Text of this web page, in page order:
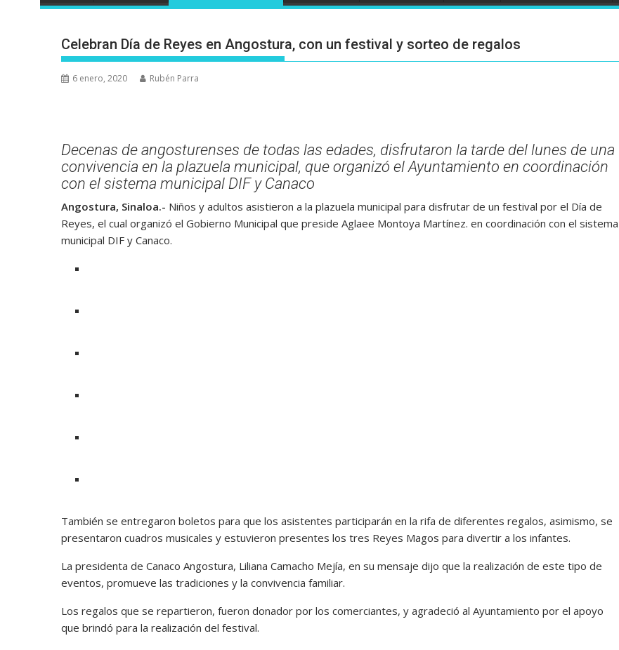
Celebran Día de Reyes en Angostura, con un festival y sorteo de regalos
6 enero, 2020 Rubén Parra
Decenas de angosturenses de todas las edades, disfrutaron la tarde del lunes de una
convivencia en la plazuela municipal, que organizó el Ayuntamiento en coordinación
con el sistema municipal DIF y Canaco
Angostura, Sinaloa.- Niños y adultos asistieron a la plazuela municipal para disfrutar de un festival por el Día de
Reyes, el cual organizó el Gobierno Municipal que preside Aglaee Montoya Martínez. en coordinación con el sistema
municipal DIF y Canaco.
También se entregaron boletos para que los asistentes participarán en la rifa de diferentes regalos, asimismo, se
presentaron cuadros musicales y estuvieron presentes los tres Reyes Magos para divertir a los infantes.
La presidenta de Canaco Angostura, Liliana Camacho Mejía, en su mensaje dijo que la realización de este tipo de
eventos, promueve las tradiciones y la convivencia familiar.
Los regalos que se repartieron, fueron donador por los comerciantes, y agradeció al Ayuntamiento por el apoyo
que brindó para la realización del festival.